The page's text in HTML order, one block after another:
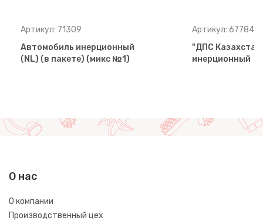
Артикул: 71309
Автомобиль инерционный
(NL) (в пакете) (микс №1)
Артикул: 67784
"ДПС
инерционный
О нас
О компании
Производственный цех